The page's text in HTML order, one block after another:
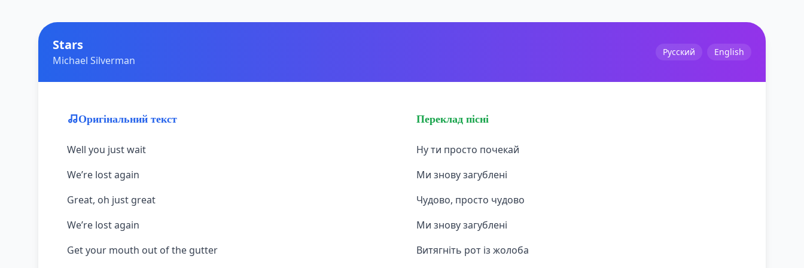
Stars
Michael Silverman
Русский English
Оригінальний текст
Well you just wait
We’re lost again
Great, oh just great
We’re lost again
Get your mouth out of the gutter
Переклад пісні
Ну ти просто почекай
Ми знову загублені
Чудово, просто чудово
Ми знову загублені
Витягніть рот із жолоба